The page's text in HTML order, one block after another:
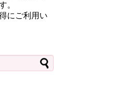
。
にご利用い